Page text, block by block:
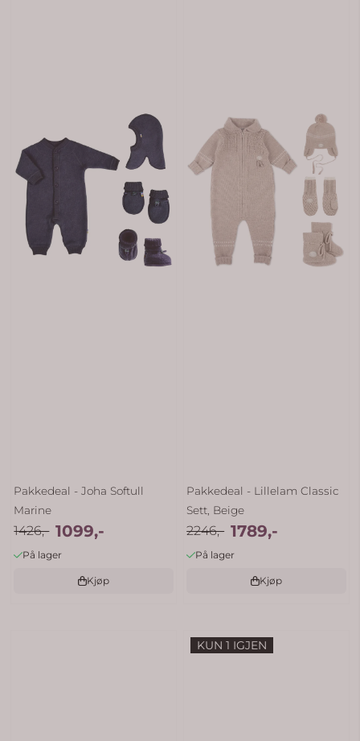
Pakkedeal - Joha Softull
Marine
1426,- 1099,-
På lager
Kjøp
Pakkedeal - Lillelam Classic
Sett, Beige
2246,- 1789,-
På lager
Kjøp
KUN 1 IGJEN